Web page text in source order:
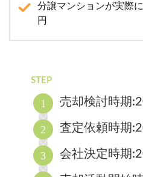
分譲マンションが実際
円
STEP
売却検討時期
査定依頼時期
会社決定時期